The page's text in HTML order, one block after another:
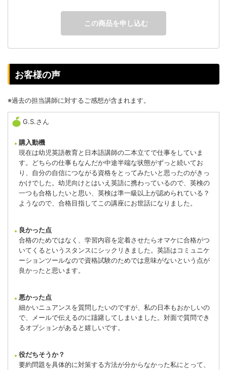
この商品を申し込む
お客様の声
※過去の担当講師に対するご感想が含まれます。
G.S.さん
購入動機
現在は幼児英語教育と日本語講師の二本立てで仕事をしていま
す。どちらの仕事もなんだか中途半端な状態がずっと続いてお
り、自分の自信につながる資格をとってみたいと思ったのがきっ
かけでした。幼児向けとはいえ英語に携わっているので、英検の
一つも合格したいと思い、英検は準一級以上が認められている？
ようなので、合格目指してこの講座にお世話になりました。
良かった点
合格のためではなく、学習内容を定着させたらオマケに合格がつ
いてくるというスタンスにシックリきました。英語はコミュニケ
ーションツールなので資格試験のためでは意味がないという点が
良かったと思います。
悪かった点
細かいニュアンスを質問したいのですが、私の日本もおかしいの
で、メールで伝えるのに躊躇してしまいました。対面で質問でき
るオプションがあると嬉しいです。
役だちそうか？
要約問題を具体的に対策する方法が分からなかった私にとって、